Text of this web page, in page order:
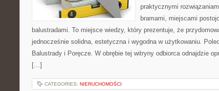
praktycznymi
bramami, miejscami
balustradami. To miejsce wiedzy, który prezentuje, że
jednocześnie solidna, estetyczna i wygodna w użytkowaniu.
Balustrady i Poręcze. W obrębie tej witryny odbiorca odnajdzie
[…]
CATEGORIES: NIERUCHOMOŚCI